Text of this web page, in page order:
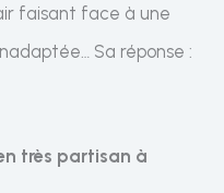
faisant face à une
Sa réponse :
très partisan à